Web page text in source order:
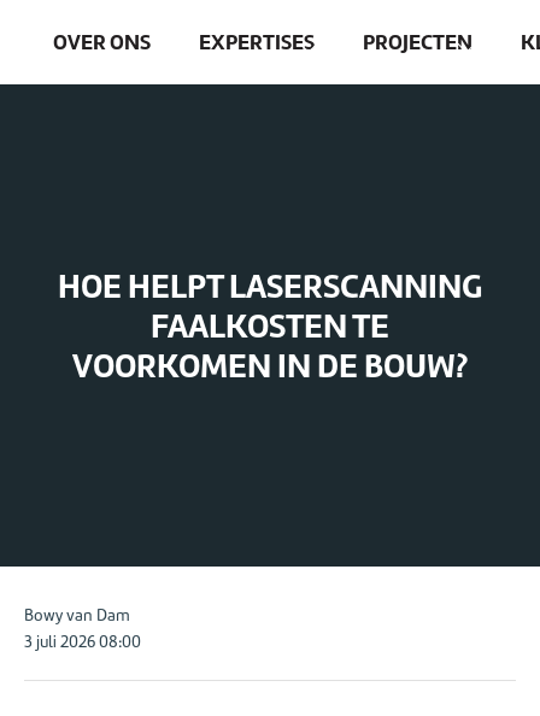
OVER ONS EXPERTISES PROJECTEN
HOE HELPT LASERSCANNING
FAALKOSTEN TE
VOORKOMEN IN DE BOUW?
Posted
by:
Bowy van Dam
3 juli 2026 08:00